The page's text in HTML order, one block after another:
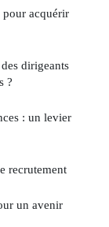
acquérir
dirigeants
?
: un levier
recrutement
un avenir